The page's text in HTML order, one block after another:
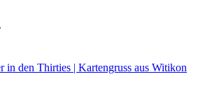
in den Thirties | Kartengruss aus Witikon